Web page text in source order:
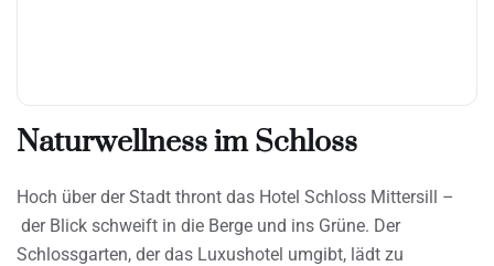
Naturwellness im Schloss
Hoch über der Stadt thront das Hotel Schloss Mittersill –
der Blick schweift in die Berge und ins Grüne. Der
Schlossgarten, der das Luxushotel umgibt, lädt zu